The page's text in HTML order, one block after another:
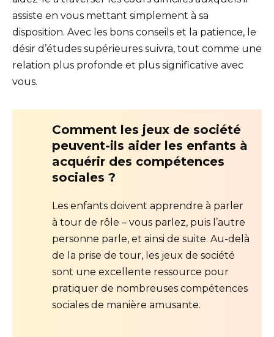
assiste en vous mettant simplement à sa
disposition. Avec les bons conseils et la patience, le
désir d’études supérieures suivra, tout comme une
relation plus profonde et plus significative avec
vous.
Comment les jeux de société
peuvent-ils aider les enfants à
acquérir des compétences
sociales ?
Les enfants doivent apprendre à parler
à tour de rôle – vous parlez, puis l’autre
personne parle, et ainsi de suite. Au-delà
de la prise de tour, les jeux de société
sont une excellente ressource pour
pratiquer de nombreuses compétences
sociales de manière amusante.